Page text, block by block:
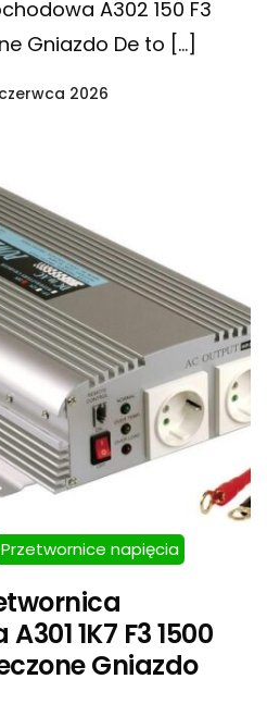
A302 150 F3
Gniazdo De to […]
2026
Przetwornice napięcia
1K7 F3 1500
Gniazdo